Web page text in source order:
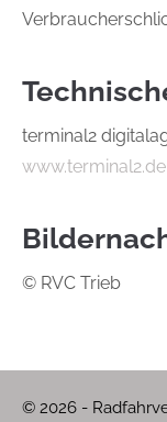
terminal2
www.terminal2.de
© RVC Trieb
© 2026 -